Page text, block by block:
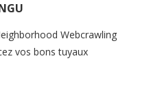
Webcrawling
vos bons tuyaux